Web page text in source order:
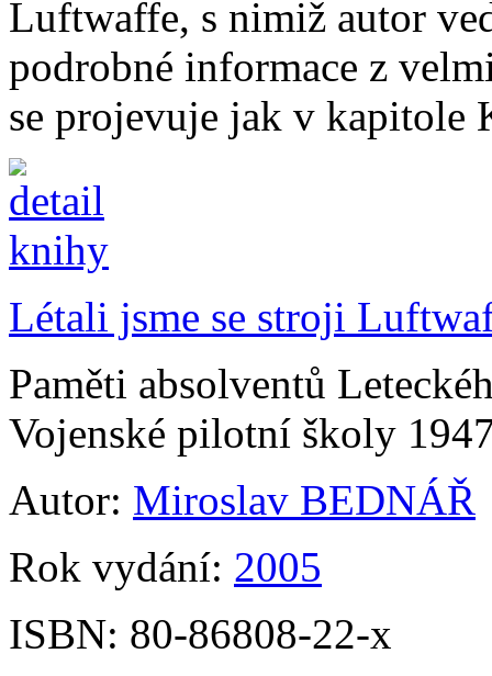
Luftwaffe, s nimiž autor
podrobné informace z
se projevuje jak v kapitole
Létali jsme se stroji
Paměti absolventů
Vojenské pilotní školy
Autor: Miroslav BEDNÁŘ
Rok vydání: 2005
ISBN: 80-86808-22-x